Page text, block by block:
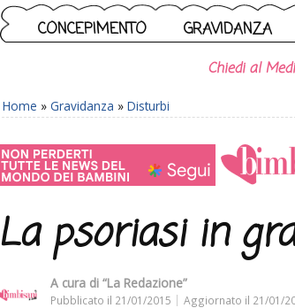
CONCEPIMENTO GRAVIDANZA
Chiedi al
Home » Gravidanza » Disturbi
La psoriasi in
A cura di “La Redazione”
Pubblicato il 21/01/2015 Aggiornato il 21/01/